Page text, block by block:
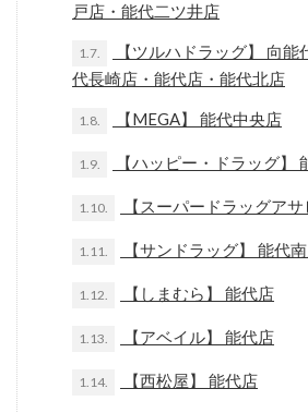
戸店・能代二ツ井店
1.7.
【ツルハドラッグ】 向
代長崎店・能代店・能代北店
1.8. 【MEGA】 能代中央店
1.9. 【ハッピー・ドラッグ】
1.10. 【スーパードラッグア
1.11. 【サンドラッグ】 能代
1.12. 【しまむら】 能代店
1.13. 【アベイル】 能代店
1.14. 【西松屋】 能代店